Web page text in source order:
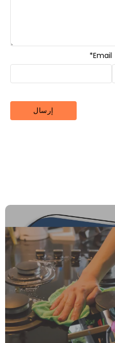
Email
*